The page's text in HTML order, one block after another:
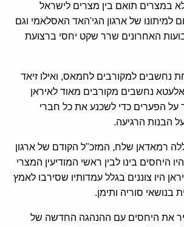
במצרים תואם בין מצרים לישראל
למיתונו של ארגון הגי'האד האסלאמי וגם
האחרונים שרר שקט יחסי ברצועת
למקורבים לחמאס, ואילו זיאד
נחשבים מקורבים מאוד לאיראן
על הפערים כדי לשכנע את כל חברי
הבנות הרגיעה.
רמאדאן שלח, המזכ"ל הקודם של ארגון
היחסים בינו לבין ראשי המודיעין המצרי
היו צוננים בגלל עמדותיו שסירבו לאמץ
סוריה ותימן.
את היחסים עם ההנהגה החדשה של